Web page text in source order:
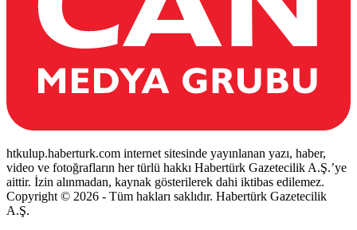
htkulup.haberturk.com internet sitesinde yayınlanan yazı, haber,
video ve fotoğrafların her türlü hakkı Habertürk Gazetecilik A.Ş.’ye
aittir. İzin alınmadan, kaynak gösterilerek dahi iktibas edilemez.
Copyright © 2026 - Tüm hakları saklıdır. Habertürk Gazetecilik
A.Ş.